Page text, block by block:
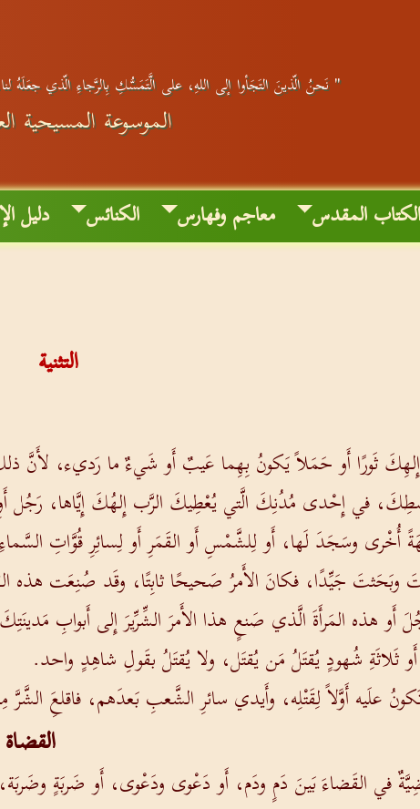
" نَحنُ الّذينَ التَجَأوا إلى اللهِ، على الَّتَمَسُّكِ بِالرَّجاءِ الّذي جعَلَهُ
الموسوعة المسيحية
الكتاب المقدس معاجم وفهارس الكنائس دليل
التثنية
ثَورًا أَو حَمَلاً يَكونُ بِهِما عَيبٌ أَو شَيءٌ ما رَديء، لأَنَّ
في إِحْدى مُدُنِكَ الَّتي يُعْطِيكَ الرَّب إِلهُكَ إِيَّاها، رَجُل
أُخْرى وسَجَدَ لَها، أَو لِلشَّمْسِ أَو القَمَرِ أَو لِسائِرِ قُوَّاتِ
جَيِّدًا، فكانَ الأَمرُ صَحيحًا ثابِتًا، وقَد صُنِعَت هذه
أَو هذه المَرأَةَ الَّذي صَنعٍ هذا الأَمرَ الشِّرِّيرَ إِلى أَبوابِ
ثَلاثَةِ شُهودٍ يُقتَلُ مَن يُقتَل، ولا يُقتَلُ بقَولِ شاهِدٍ واحد.
علَيه أَوَّلاً لِقَتْلِه، وأَيدي سائرِ الشَّعبِ بَعدَهم، فاقلعَِ
في القَضاءَ بَينَ دَمٍ ودَم، أَو دَعْوى ودَعْوى، أَو ضَربَةٍ